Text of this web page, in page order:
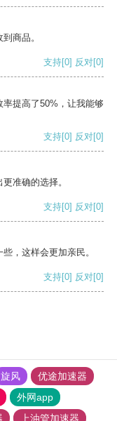
商品。
支持[0] 反对[0]
提高了50%，让我能够
支持[0] 反对[0]
准确的选择。
支持[0] 反对[0]
，这样会更加亲民。
支持[0] 反对[0]
旋风
优途加速器
外网app
上油管加速器